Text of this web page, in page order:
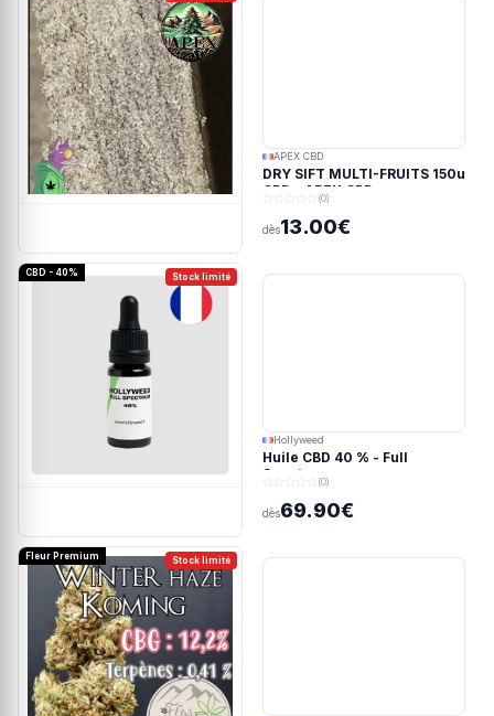
APEX CBD
DRY SIFT MULTI-FRUITS 150u
CBD - APEX CBD
(0)
dès13.00€
Stock limité
CBD - 40%
Hollyweed
Huile CBD 40 % - Full
Spectrum
(0)
dès69.90€
Stock limité
Fleur Premium